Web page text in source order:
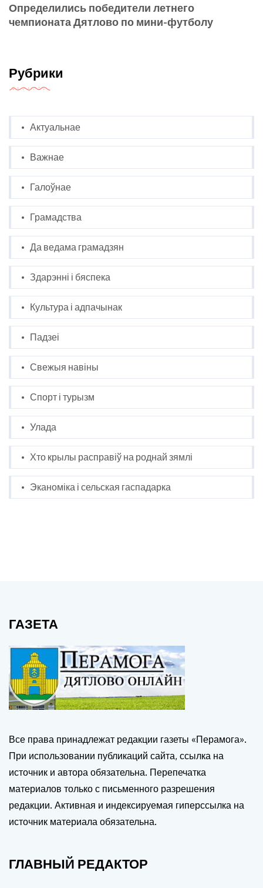
Определились победители летнего
чемпионата Дятлово по мини-футболу
Рубрики
Актуальнае
Важнае
Галоўнае
Грамадства
Да ведама грамадзян
Здарэнні і бяспека
Культура і адпачынак
Падзеі
Свежыя навіны
Спорт і турызм
Улада
Хто крылы расправіў на роднай зямлі
Эканоміка і сельская гаспадарка
ГАЗЕТА
Все права принадлежат редакции газеты «Перамога».
При использовании публикаций сайта, ссылка на
источник и автора обязательна. Перепечатка
материалов только с письменного разрешения
редакции. Активная и индексируемая гиперссылка на
источник материала обязательна.
ГЛАВНЫЙ РЕДАКТОР